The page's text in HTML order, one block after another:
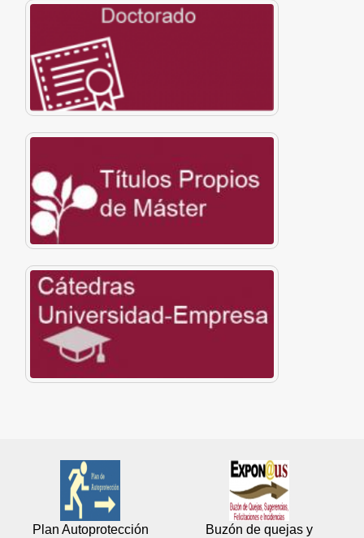
Plan Autoprotección
Buzón de quejas y